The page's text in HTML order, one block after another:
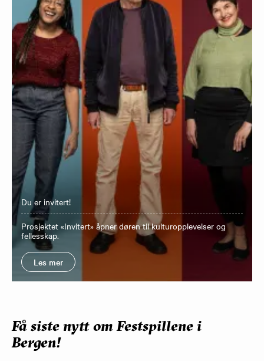
Du er invitert!
Prosjektet «Invitert» åpner døren til kulturopplevelser og
fellesskap.
Les mer
Få siste nytt om Festspillene i
Bergen!